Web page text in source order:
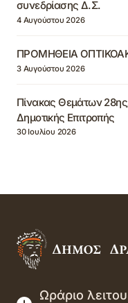
συνεδρίασης Δ.Σ.
4 Αυγούστου 2026
ΠΡΟΜΗΘΕΙΑ
3 Αυγούστου 2026
Πίνακας Θεμάτων
Δημοτικής Επιτροπής
30 Ιουλίου 2026
Ωράριο